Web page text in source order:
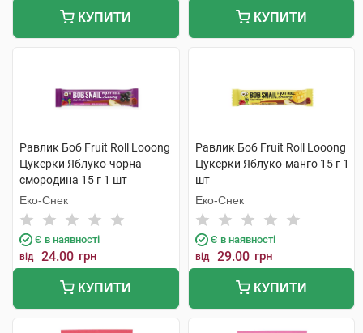
КУПИТИ КУПИТИ
Равлик Боб Fruit Roll Looong
Цукерки Яблуко-чорна
смородина 15 г 1 шт
Еко-Снек
Є в наявності
від 24.00 грн
КУПИТИ
Равлик Боб Fruit Roll Looong
Цукерки Яблуко-манго 15 г 1
шт
Еко-Снек
Є в наявності
від 29.00 грн
КУПИТИ